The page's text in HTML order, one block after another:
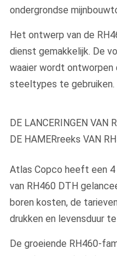
ondergrondse
Het ontwerp van de
dienst gemakkelijk. De
waaier wordt
steeltypes te gebruiken.
DE LANCERINGEN VAN
DE HAMERreeks VAN
Atlas Copco heeft een 4
van RH460 DTH
boren kosten, de
drukken en levensduur
De groeiende RH460-